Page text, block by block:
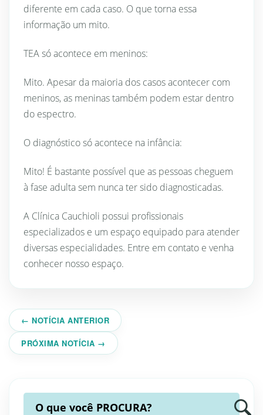
diferente em cada caso. O que torna essa
informação um mito.
TEA só acontece em meninos:
Mito. Apesar da maioria dos casos acontecer com
meninos, as meninas também podem estar dentro
do espectro.
O diagnóstico só acontece na infância:
Mito! É bastante possível que as pessoas cheguem
à fase adulta sem nunca ter sido diagnosticadas.
A Clínica Cauchioli possui profissionais
especializados e um espaço equipado para atender
diversas especialidades. Entre em contato e venha
conhecer nosso espaço.
← NOTÍCIA ANTERIOR
PRÓXIMA NOTÍCIA →
O que você PROCURA?